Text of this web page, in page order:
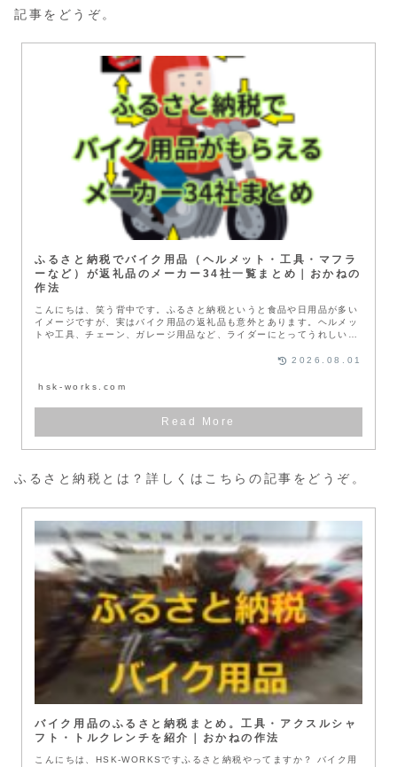
記事をどうぞ。
ふるさと納税でバイク用品（ヘルメット・工具・マフラ
ーなど）が返礼品のメーカー34社一覧まとめ｜おかねの
作法
こんにちは、笑う背中です。ふるさと納税というと食品や日用品が多い
イメージですが、実はバイク用品の返礼品も意外とあります。ヘルメッ
トや工具、チェーン、ガレージ用品など、ライダーにとってうれしいア
hsk-works.com
2026.08.01
ふるさと納税とは？詳しくはこちらの記事をどうぞ。
バイク用品のふるさと納税まとめ。工具・アクスルシャ
フト・トルクレンチを紹介｜おかねの作法
こんにちは、HSK-WORKSですふるさと納税やってますか？ バイク用